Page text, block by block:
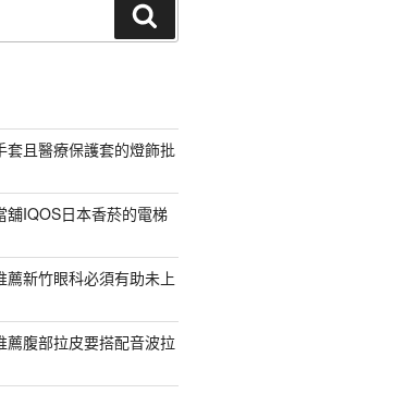
尋
且醫療保護套的燈飾批
舖IQOS日本香菸的電梯
新竹眼科必須有助未上
薦腹部拉皮要搭配音波拉